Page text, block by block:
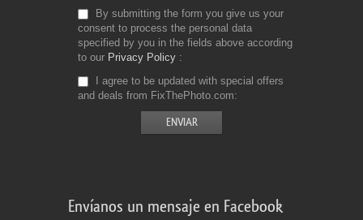
By submitting the form you give us your
consent to process the personal data
specified by you in the fields above according
to our Privacy Policy
I agree to be updated with special offers
and deals from FixThePhoto.com
Envíanos un mensaje en Facebook